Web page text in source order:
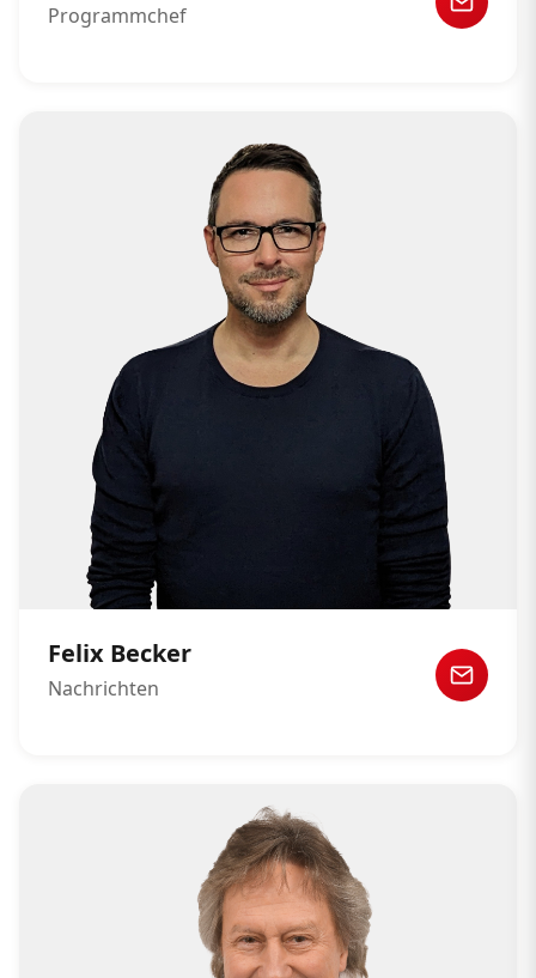
Programmchef
Felix Becker
Nachrichten